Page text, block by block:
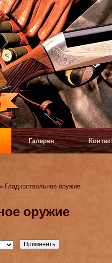
Галерея
» Гладкоствольное оружие
оружие